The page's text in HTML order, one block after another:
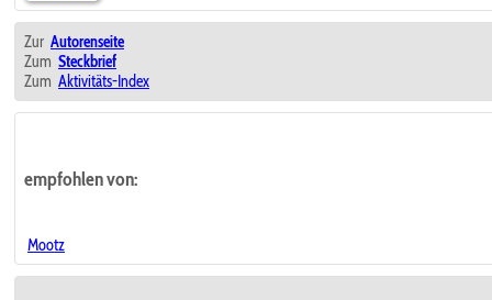
Zur Autorenseite
Zum Steckbrief
Zum Aktivitäts-Index
empfohlen von:
Mootz